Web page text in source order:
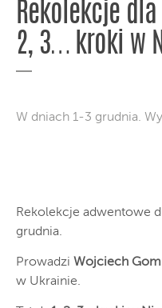
Rekolekcje
2, 3… kroki w
W dniach 1-3 grudnia.
Rekolekcje adwentowe
grudnia.
Prowadzi Wojciech
w Ukrainie.